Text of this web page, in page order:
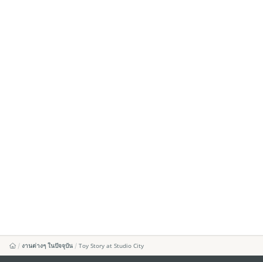
งานต่างๆ ในปัจจุบัน Toy Story at Studio City